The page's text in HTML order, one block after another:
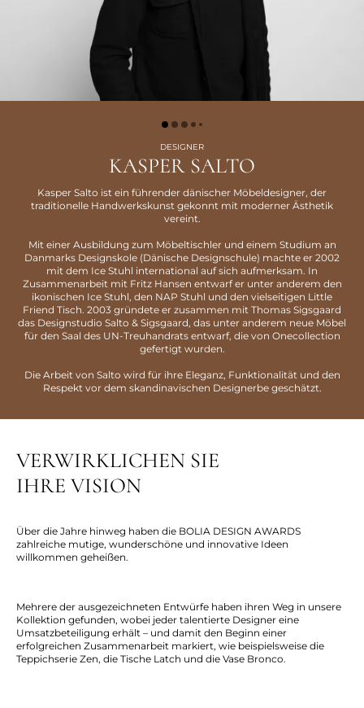
DESIGNER
KASPER SALTO
Kasper Salto ist ein führender dänischer Möbeldesigner, der
traditionelle Handwerkskunst gekonnt mit moderner Ästhetik
vereint.
Mit einer Ausbildung zum Möbeltischler und einem Studium an
Danmarks Designskole (Dänische Designschule) machte er 2002
mit dem Ice Stuhl international auf sich aufmerksam. In
Zusammenarbeit mit Fritz Hansen entwarf er unter anderem den
ikonischen Ice Stuhl, den NAP Stuhl und den vielseitigen Little
Friend Tisch. 2003 gründete er zusammen mit Thomas Sigsgaard
das Designstudio Salto & Sigsgaard, das unter anderem neue Möbel
für den Saal des UN-Treuhandrats entwarf, die von Onecollection
gefertigt wurden.
Die Arbeit von Salto wird für ihre Eleganz, Funktionalität und den
Respekt vor dem skandinavischen Designerbe geschätzt.
VERWIRKLICHEN SIE
IHRE VISION
Über die Jahre hinweg haben die BOLIA DESIGN AWARDS
zahlreiche mutige, wunderschöne und innovative Ideen
willkommen geheißen.
Mehrere der ausgezeichneten Entwürfe haben ihren Weg in unsere
Kollektion gefunden, wobei jeder talentierte Designer eine
Umsatzbeteiligung erhält – und damit den Beginn einer
erfolgreichen Zusammenarbeit markiert, wie beispielsweise die
Teppichserie Zen, die Tische Latch und die Vase Bronco.